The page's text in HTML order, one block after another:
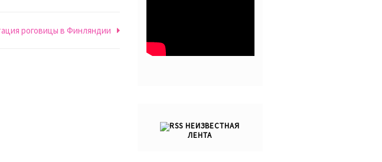
роговицы в Финляндии
НЕИЗВЕСТНАЯ
ЛЕНТА